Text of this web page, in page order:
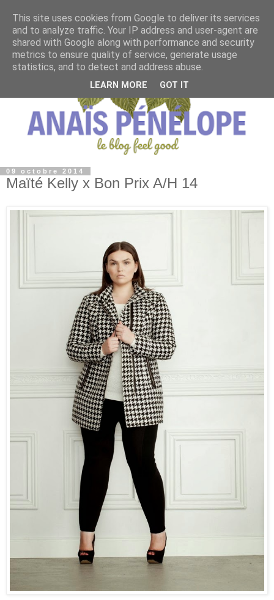
09 octobre 2014
Maïté Kelly x Bon Prix A/H 14
This site uses cookies from Google to deliver its services
and to analyze traffic. Your IP address and user-agent are
shared with Google along with performance and security
metrics to ensure quality of service, generate usage
statistics, and to detect and address abuse.
LEARN MORE GOT IT